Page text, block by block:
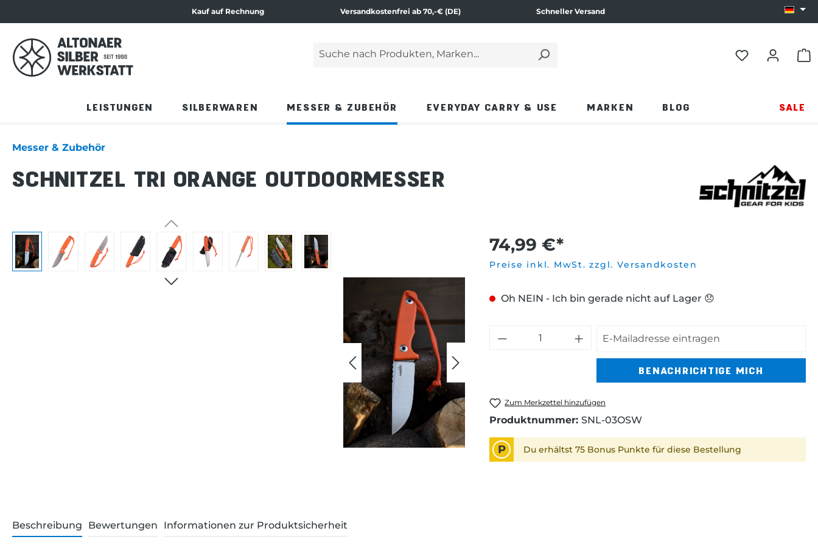
Zum Produktinhalt springen
Kauf auf Rechnung Versandkostenfrei ab 70,-€ (DE) Schneller Versand
Suche nach Produkten, Marken...
Geben Sie einen Suchbegriff ein und drücken Sie die Eingabetaste oder klicken Sie auf die Lupe.
LEISTUNGEN SILBERWAREN MESSER & ZUBEHÖR EVERYDAY CARRY & USE MARKEN BLOG SALE
Messer & Zubehör
SCHNITZEL TRI ORANGE OUTDOORMESSER
Bildergalerie überspringen 74,99 €*
Preise inkl. MwSt. zzgl. Versandkosten
Oh NEIN - Ich bin gerade nicht auf Lager 😞
BENACHRICHTIGE MICH
Zum Merkzettel hinzufügen
Produktnummer: SNL-03OSW
P Du erhältst 75 Bonus Punkte für diese Bestellung
Beschreibung Bewertungen Informationen zur Produktsicherheit